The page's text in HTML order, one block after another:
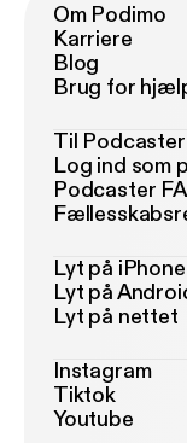
Om Podimo
Karriere
Blog
Brug for
Til
Log ind som
Podcaster
Lyt på iPhone
Lyt på
Lyt på nettet
Instagram
Tiktok
Youtube